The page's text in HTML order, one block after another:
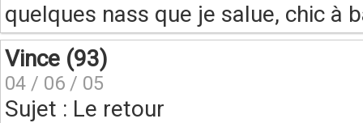
quelques nass que je salue, chic à
Vince (93)
04 / 06 / 05
Sujet : Le retour